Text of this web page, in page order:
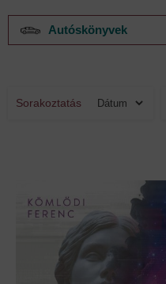
Autóskönyvek
Sorakoztatás